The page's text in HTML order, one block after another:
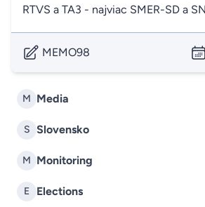
M Media
S Slovensko
M Monitoring
E Elections
RTVS a TA3 - najviac SMER-SD a
MEMO98